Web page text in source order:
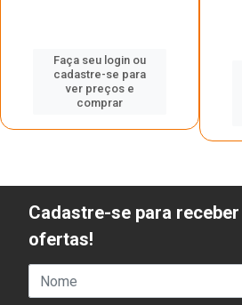
Faça seu login ou
cadastre-se para
ver preços e
comprar
Cadastre-se para
ofertas!